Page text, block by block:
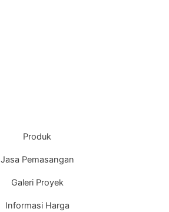
Produk
Jasa Pemasangan
Galeri Proyek
Informasi Harga